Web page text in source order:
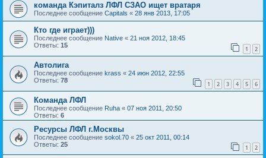
команда Кэпиталз ЛФЛ СЗАО ищет вратаря
Последнее сообщение Capitals « 28 янв 2013, 17:05
Кто где играет)))
Последнее сообщение Native « 21 ноя 2012, 18:45
Ответы: 15 1 2
Автолига
Последнее сообщение krass « 24 июн 2012, 22:55
Ответы: 78 1 2 3 4 5 6
Команда ЛФЛ
Последнее сообщение Ruha « 07 ноя 2011, 20:50
Ответы: 6
Ресурсы ЛФЛ г.Москвы
Последнее сообщение sokol.70 « 25 окт 2011, 00:14
Ответы: 25 1 2